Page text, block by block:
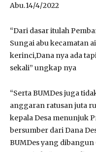
Abu.14/4/2022
“Dari dasar itulah
Sungai abu kecamatan
kerinci,Dana nya ada
sekali” ungkap nya
“Serta BUMDes juga
anggaran ratusan juta
kepala Desa menunjuk
bersumber dari Dana
BUMDes yang